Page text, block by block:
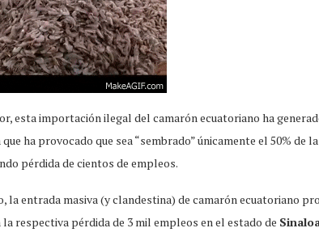
esta importación ilegal del camarón ecuatoriano ha
ha provocado que sea “sembrado” únicamente el 50% de
pérdida de cientos de empleos.
la entrada masiva (y clandestina) de camarón ecuatoriano
respectiva pérdida de 3 mil empleos en el estado de